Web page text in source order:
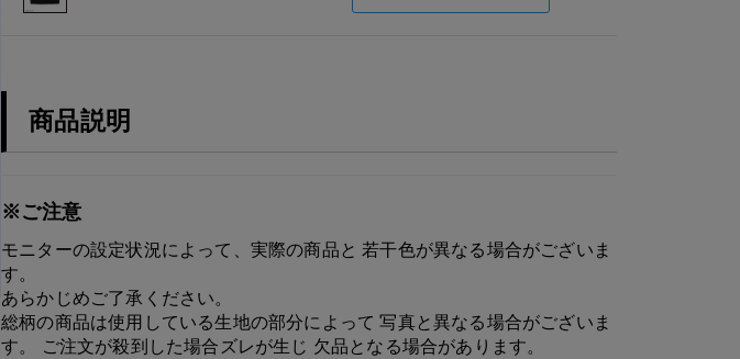
商品説明
※ご注意
モニターの設定状況によって、実際の商品と 若干色が異なる場合がございま
す。
あらかじめご了承ください。
総柄の商品は使用している生地の部分によって 写真と異なる場合がございま
す。 ご注文が殺到した場合ズレが生じ 欠品となる場合があります。